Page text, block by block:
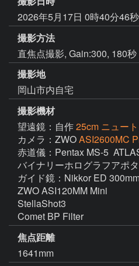
2026年5月17日 0時40分46秒
撮影方法
直焦点撮影, Gain:300, 180
撮影地
岡山市内自宅
撮影機材
望遠鏡：自作25cm ニュー
カメラ：ZWOASI2600MC
赤道儀：Pentax MS-5
バイナリーホログラフアポ
ガイド鏡：Nikkor ED
ZWO ASI120MM Mini
StellaShot3
焦点距離
1641mm